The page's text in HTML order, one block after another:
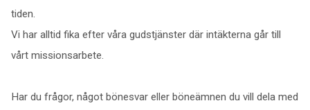
tiden.
Vi har alltid fika efter våra gudstjänster där intäkterna går till
vårt missionsarbete.
Har du frågor, något bönesvar eller böneämnen du vill dela med